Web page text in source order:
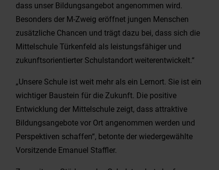
dass unser Bildungsangebot angenommen wird.
Besonders der M-Zweig eröffnet jungen Menschen
zusätzliche Chancen und trägt dazu bei, dass sich die
Mittelschule Türkenfeld als leistungsfähiger und
zukunftsorientierter Schulstandort weiterentwickelt.“
„Unsere Schule ist weit mehr als ein Lernort. Sie ist ein
wichtiger Baustein für die Zukunft. Die positive
Entwicklung der Mittelschule zeigt, dass attraktive
Bildungsangebote vor Ort angenommen werden und
Perspektiven schaffen“, betonte der wiedergewählte
Vorsitzende Emanuel Staffler.